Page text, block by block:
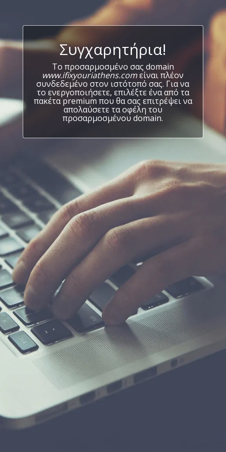
Συγχαρητήρια!
Το προσαρμοσμένο σας domain
www.ifixyouriathens.comείναι πλέον
συνδεδεμένο στον ιστότοπό σας. Για να
το ενεργοποιήσετε, επιλέξτε ένα από τα
πακέτα premium που θα σας επιτρέψει να
απολαύσετε τα οφέλη του
προσαρμοσμένου domain.